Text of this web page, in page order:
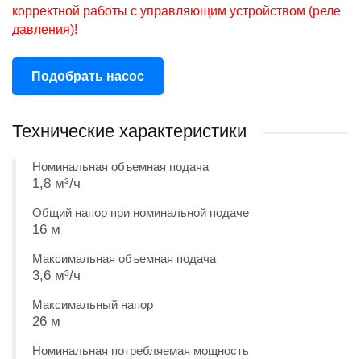
корректной работы с управляющим устройством (реле
давления)!
Подобрать насос
Технические характеристики
Номинальная объемная подача
1,8 м³/ч
Общий напор при номинальной подаче
16 м
Максимальная объемная подача
3,6 м³/ч
Максимальный напор
26 м
Номинальная потребляемая мощность